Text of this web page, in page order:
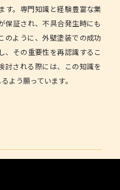
す。専門知識と経験豊富な業
保証され、不具合発生時にも
のように、外壁塗装での成功
、その重要性を再認識するこ
討される際には、この知識を
よう願っています。